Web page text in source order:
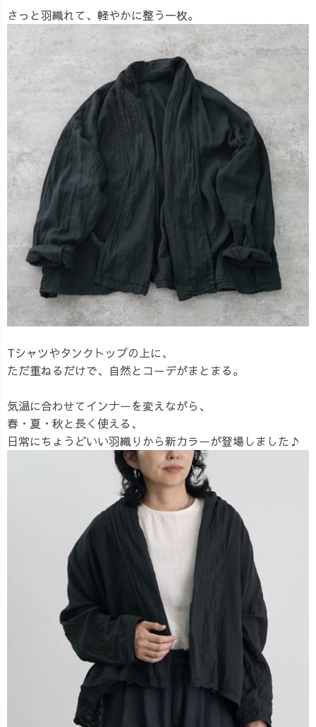
さっと羽織れて、軽やかに整う一枚。
Tシャツやタンクトップの上に、
ただ重ねるだけで、自然とコーデがまとまる。
気温に合わせてインナーを変えながら、
春・夏・秋と長く使える、
日常にちょうどいい羽織りから新カラーが登場しました♪